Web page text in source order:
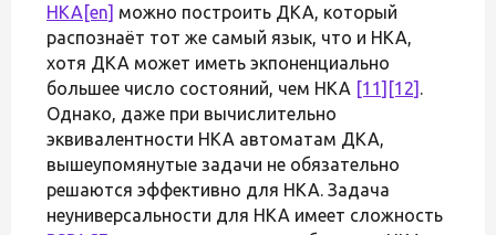
НКА [en] можно построить ДКА, который
распознаёт тот же самый язык, что и НКА,
хотя ДКА может иметь экпоненциально
большее число состояний, чем НКА [11] [12] .
Однако, даже при вычислительно
эквивалентности НКА автоматам ДКА,
вышеупомянутые задачи не обязательно
решаются эффективно для НКА. Задача
неуниверсальности для НКА имеет сложность